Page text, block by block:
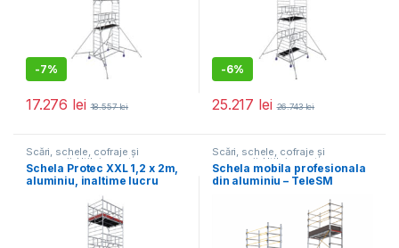
-7%
17.276 lei 18.557lei
-6%
25.217 lei 26.743lei
Scări, schele, cofraje și
accesorii, Utilaje pentru
construcții
Schela Protec XXL 1,2 x 2m,
aluminiu, inaltime lucru
9,3m, inaltime max.
platforma 7,3m
Scări, schele, cofraje și
accesorii Utilaje pentru
construcții
Schela mobila profesionala
din aluminiu – TeleSM